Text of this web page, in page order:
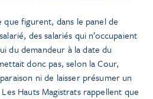
figurent, dans le panel de
des salariés qui n’occupaient
du demandeur à la date du
donc pas, selon la Cour,
ni de laisser présumer un
Hauts Magistrats rappellent que